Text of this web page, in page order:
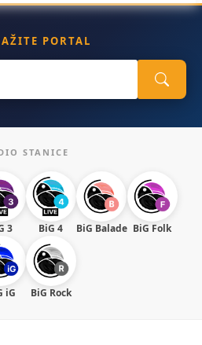
PORTAL
STANICE
3 BiG 4 BiG Balade BiG Folk
iG BiG Rock